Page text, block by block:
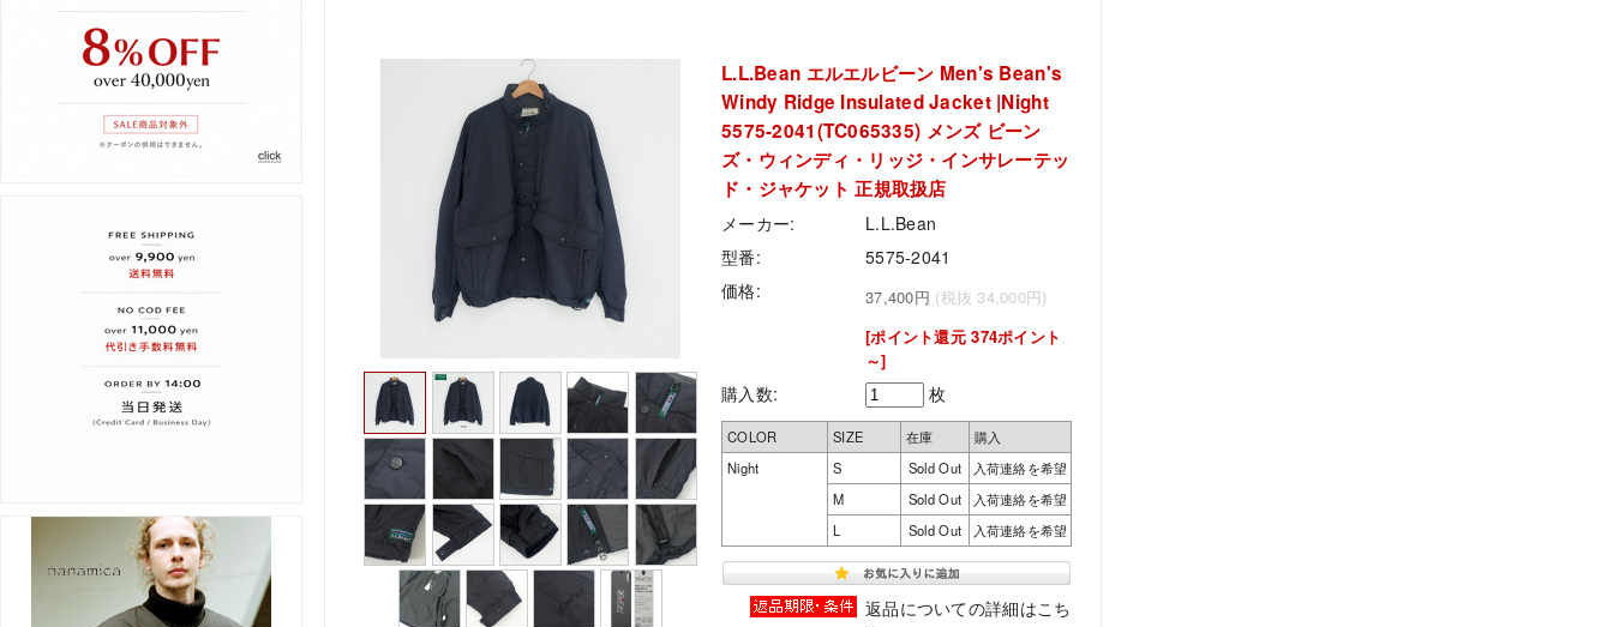
L.L.Bean エルエルビーン Men's Bean's
Windy Ridge Insulated Jacket |Night
5575-2041(TC065335) メンズ ビーン
ズ・ウィンディ・リッジ・インサレーテッ
ド・ジャケット 正規取扱店
メーカー:
L.L.Bean
型番:
5575-2041
価格:
37,400円 (税抜 34,000円)
[ポイント還元 374ポイント
～]
購入数: 枚
COLOR SIZE 在庫
購入
Night
S Sold Out
入荷連絡を希望
M
Sold Out
入荷連絡を希望
L
Sold Out 入荷連絡を希望
返品についての詳細はこち